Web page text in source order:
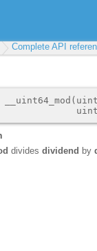
Complete API